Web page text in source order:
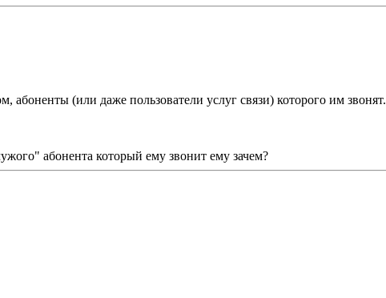
абоненты (или даже пользователи услуг связи) которого им звонят.
абонента который ему звонит ему зачем?